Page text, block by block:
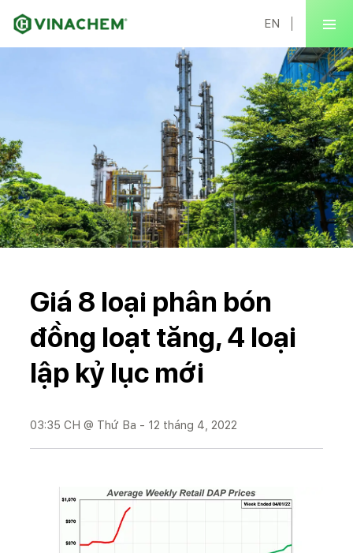
EN
Giá 8 loại phân bón
đồng loạt tăng, 4 loại
lập kỷ lục mới
03:35 CH @ Thứ Ba - 12 tháng 4, 2022